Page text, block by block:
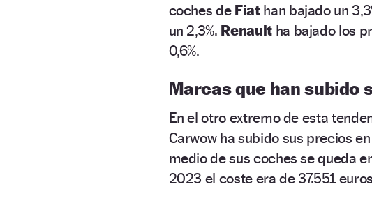
coches de Fiathan bajado un
un 2,3%. Renault ha bajado los
0,6%.
Marcas que han subido
En el otro extremo de esta
Carwow ha subido sus precios
medio de sus coches se queda
2023 el coste era de 37.551